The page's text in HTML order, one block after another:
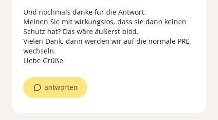
Und nochmals danke für die Antwort.
Meinen Sie mit wirkungslos, dass sie dann keinen
Schutz hat? Das wäre äußerst blöd.
Vielen Dank, dann werden wir auf die normale PRE
wechseln.
Liebe Grüße
antworten